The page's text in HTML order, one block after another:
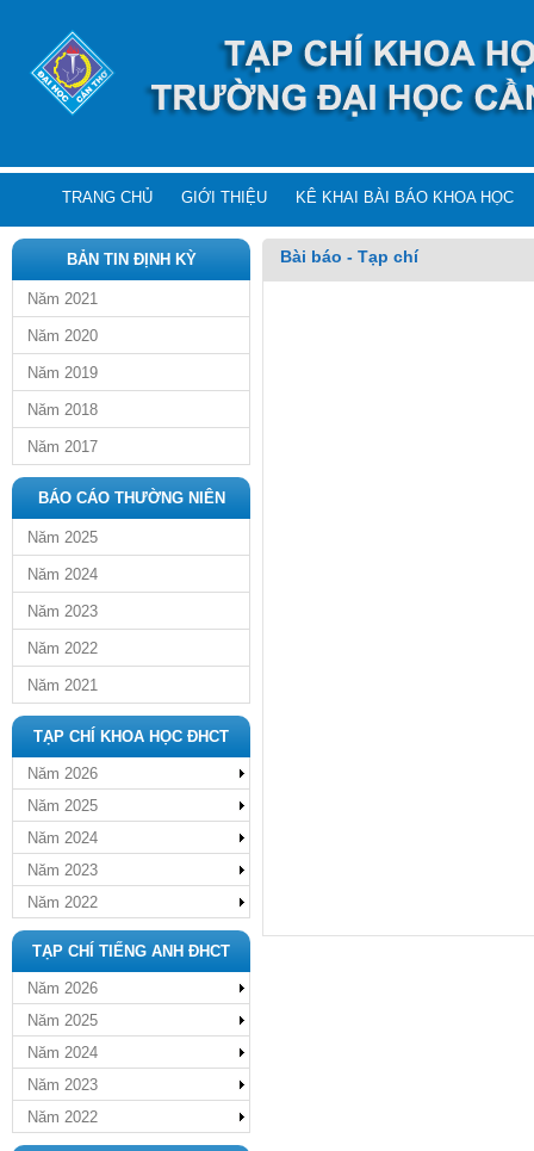
TRANG CHỦ GIỚI THIỆU KÊ KHAI BÀI BÁO KHOA HỌC
BẢN TIN ĐỊNH KỲ
Năm 2021
Năm 2020
Năm 2019
Năm 2018
Năm 2017
BÁO CÁO THƯỜNG NIÊN
Năm 2025
Năm 2024
Năm 2023
Năm 2022
Năm 2021
TẠP CHÍ KHOA HỌC ĐHCT
Năm 2026
Năm 2025
Năm 2024
Năm 2023
Năm 2022
TẠP CHÍ TIẾNG ANH ĐHCT
Năm 2026
Năm 2025
Năm 2024
Năm 2023
Năm 2022
Bài báo - Tạp chí